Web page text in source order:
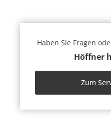
Haben Sie Fragen
Höffner
Zum